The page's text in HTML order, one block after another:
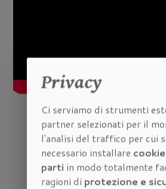
RICHIEDI
Privacy
Ci serviamo di strumenti
partner selezionati per il
l'analisi del traffico per cui
necessario installare
parti in modo totalmente
ragioni di protezione e